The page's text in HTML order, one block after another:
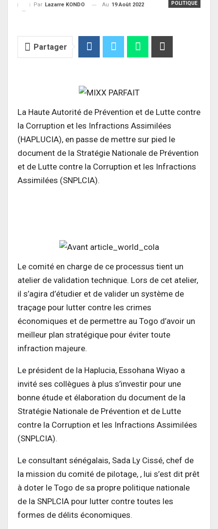
POLITIQUE
Par Lazarre KONDO Au 19 Août 2022
Partager
La Haute Autorité de Prévention et de Lutte contre
la Corruption et les Infractions Assimilées
(HAPLUCIA), en passe de mettre sur pied le
document de la Stratégie Nationale de Prévention
et de Lutte contre la Corruption et les Infractions
Assimilées (SNPLCIA).
Le comité en charge de ce processus tient un
atelier de validation technique. Lors de cet atelier,
il s’agira d’étudier et de valider un système de
traçage pour lutter contre les crimes
économiques et de permettre au Togo d’avoir un
meilleur plan stratégique pour éviter toute
infraction majeure.
Le président de la Haplucia, Essohana Wiyao a
invité ses collègues à plus s’investir pour une
bonne étude et élaboration du document de la
Stratégie Nationale de Prévention et de Lutte
contre la Corruption et les Infractions Assimilées
(SNPLCIA).
Le consultant sénégalais, Sada Ly Cissé, chef de
la mission du comité de pilotage, , lui s’est dit prêt
à doter le Togo de sa propre politique nationale
de la SNPLCIA pour lutter contre toutes les
formes de délits économiques.